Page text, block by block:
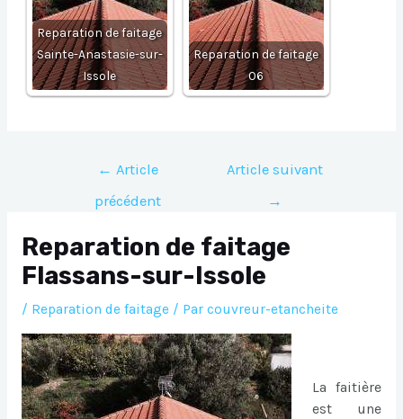
Reparation de faitage
Sainte-Anastasie-sur-
Issole
Reparation de faitage
06
Navigation
l’article
← Article
précédent
Article suivant
→
Reparation de faitage
Flassans-sur-Issole
/ Reparation de faitage/ Par couvreur-etancheite
La faitière
est une